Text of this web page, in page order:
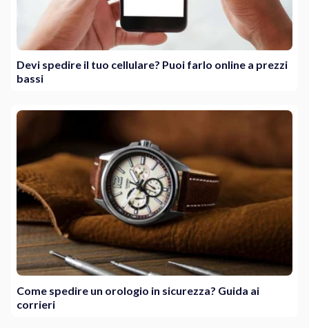
Devi spedire il tuo cellulare? Puoi farlo online a prezzi
bassi
Come spedire un orologio in sicurezza? Guida ai
corrieri